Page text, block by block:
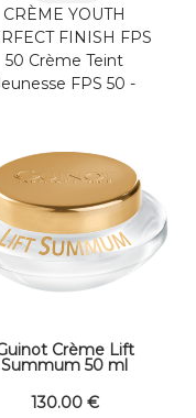
CRÈME YOUTH
FINISH FPS
50 Crème Teint
FPS 50 -
l’application, le ...
Crème Lift
Summum 50 ml
130.00 €